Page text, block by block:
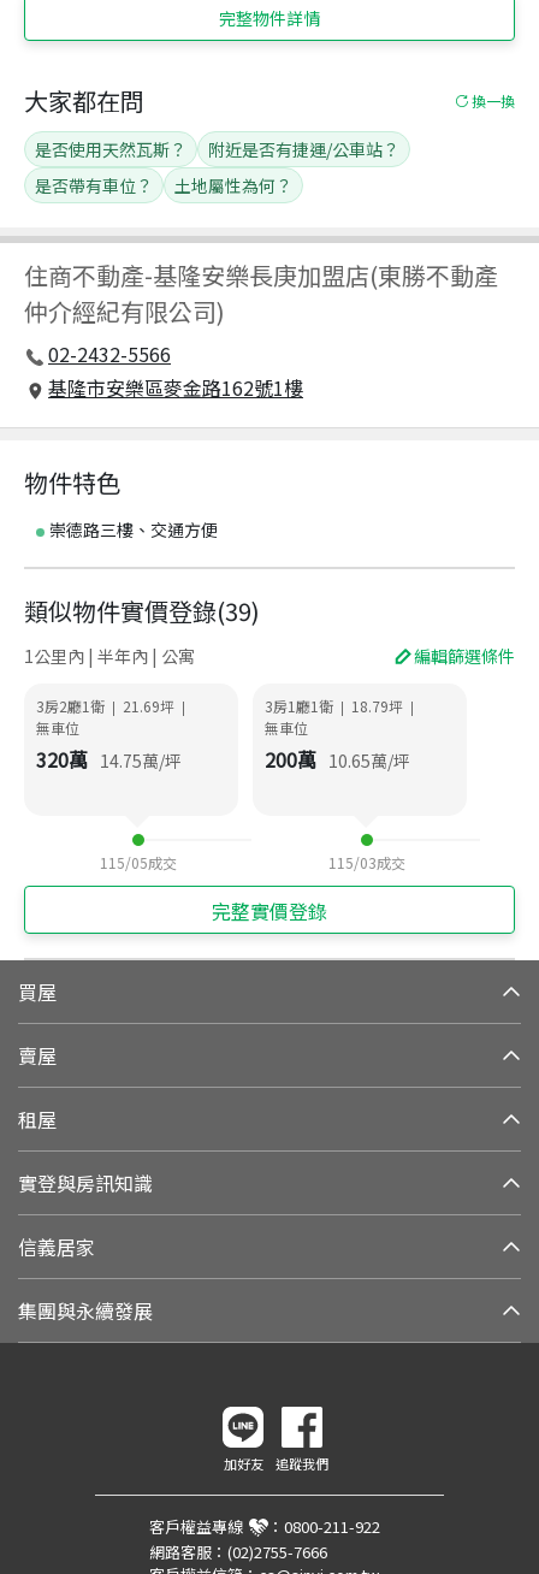
完整物件詳情
住商不動產-基隆安樂長庚加盟店(東勝不動產
仲介經紀有限公司)
02-2432-5566
基隆市安樂區麥金路162號1樓
大家都在問 換一換
是否使用天然瓦斯？
附近是否有捷運/公車站？
是否帶有車位？
土地屬性為何？
物件特色
崇德路三樓、交通方便
類似物件實價登錄(39)
1公里內 | 半年內 | 公寓 編輯篩選條件
3房2廳1衛 | 21.69坪 |
無車位
320萬 14.75萬/坪
115/05成交
3房1廳1衛 | 18.79坪 |
無車位
200萬 10.65萬/坪
115/03成交
完整實價登錄
買屋
賣屋
租屋
實登與房訊知識
信義居家
集團與永續發展
加好友 追蹤我們
客戶權益專線 ： 0800-211-922
網路客服： (02)2755-7666